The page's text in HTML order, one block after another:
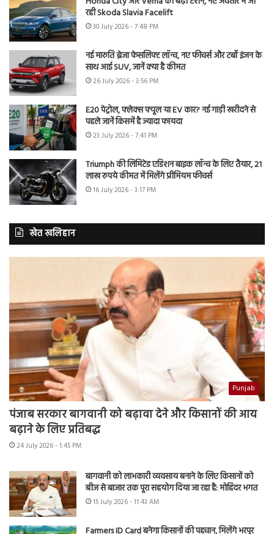
रही Skoda Slavia Facelift
30 July 2026 - 7:48 PM
नई मारुति ब्रेजा फेसलिफ्ट लॉन्च, नए फीचर्स और टर्बो इंजन के
साथ आई SUV, जानें क्या है कीमत
26 July 2026 - 3:56 PM
E20 पेट्रोल, फ्लेक्स फ्यूल या EV कार? नई गाड़ी खरीदने से
पहले जानें किसमें है ज्यादा फायदा
23 July 2026 - 7:41 PM
Triumph की लिमिटेड एडिशन बाइक लॉन्च के लिए तैयार, 21
लाख रुपये कीमत में मिलेंगे प्रीमियम फीचर्स
16 July 2026 - 3:17 PM
खेत खलिहान
Punjab
पंजाब सरकार बागवानी को बढ़ावा देने और किसानों की आय
बढ़ाने के लिए प्रतिबद्ध
24 July 2026 - 1:45 PM
बागवानी को लाभकारी व्यवसाय बनाने के लिए किसानों को
बीज से बाजार तक पूरा सहयोग दिया जा रहा है: मोहिंदर भगत
15 July 2026 - 11:43 AM
Farmers ID Card बनेगा किसानों की पहचान, मिलेंगे भरपूर